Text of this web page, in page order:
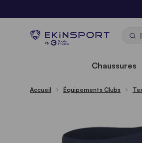
by
Chaussures
Accueil Équipements Clubs